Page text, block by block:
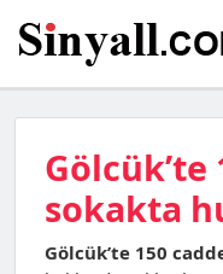
Gölcük’te
sokakta
Gölcük’te 150